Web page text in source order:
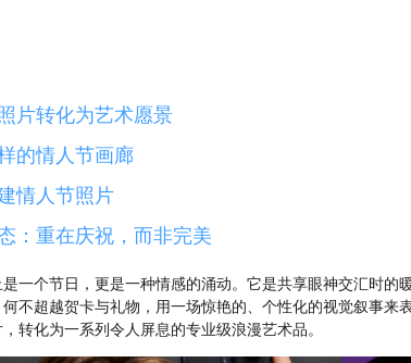
片转化为艺术愿景
的情人节画廊
情人节照片
：重在庆祝，而非完美
一个节日，更是一种情感的涌动。它是共享眼神交汇时的
不超越贺卡与礼物，用一场惊艳的、个性化的视觉叙事
转化为一系列令人屏息的专业级浪漫艺术品。